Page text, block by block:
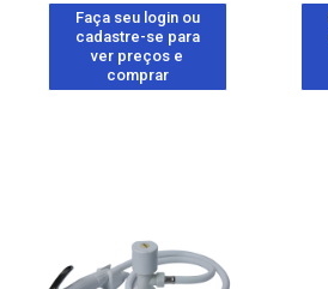
Faça seu login ou
cadastre-se para
ver preços e
comprar